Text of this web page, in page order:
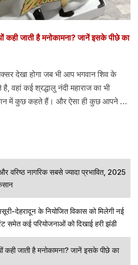
कही जाती है मनोकामना? जानें इसके पीछे का
देखा होगा जब भी आप भगवान शिव के
वहां कई श्रद्धालु नंदी महाराज का भी
में कुछ कहते हैं। और ऐसा ही कुछ आपने भी
वरिष्ठ नागरिक सबसे ज्यादा प्रभावित, 2025
देहरादून के नियोजित विकास को मिलेगी नई
समेत कई परियोजनाओं को दिखाई हरी झंडी
कही जाती है मनोकामना? जानें इसके पीछे का